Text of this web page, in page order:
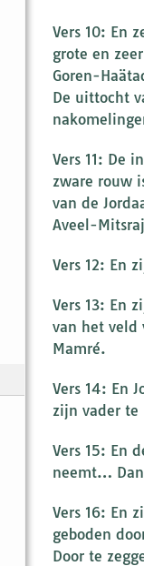
Vers 10: En
grote en
Goren-
De uittocht
Vers 11: De
zware rouw
van de
Aveel-
Vers 12: En
Vers 13: En
van het veld
Mamré.
Vers 14: En
zijn vader te
Vers 15: En
neemt…
Vers 16: En
geboden
Door te